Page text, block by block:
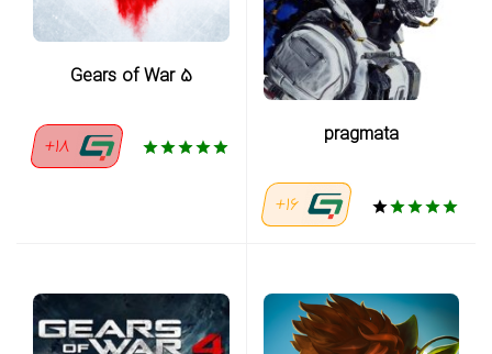
pragmata
16+
Gears of War 5
18+